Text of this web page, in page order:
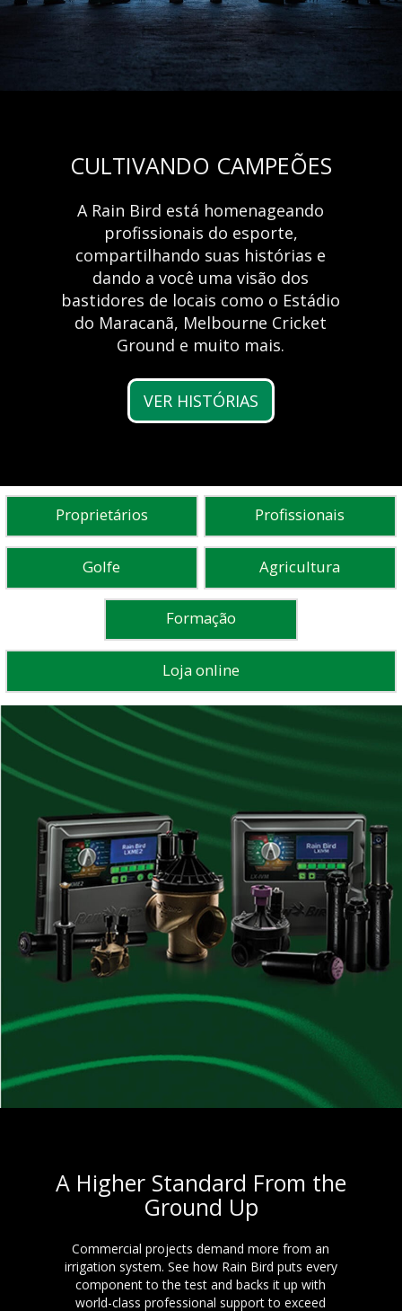
CULTIVANDO CAMPEÕES
A Rain Bird está homenageando
profissionais do esporte,
compartilhando suas histórias e
dando a você uma visão dos
bastidores de locais como o Estádio
do Maracanã, Melbourne Cricket
Ground e muito mais.
VER HISTÓRIAS
Vantagens da
irrigação
automatizada
RC2 Controller
Speed Comes Standard
Now Available in the New Rain Bird 2.0 App
LEARN MORE
Proprietários Profissionais
Golfe Agricultura
Formação
Loja online
A Higher Standard From the
Ground Up
Commercial projects demand more from an
irrigation system. See how Rain Bird puts every
component to the test and backs it up with
world-class professional support to exceed